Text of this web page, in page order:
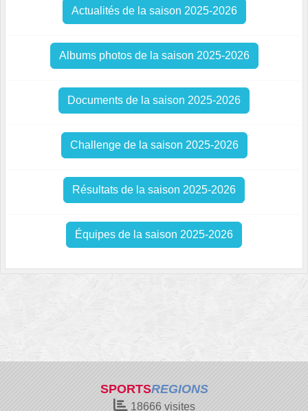
Actualités de la saison 2025-2026
Albums photos de la saison 2025-2026
Documents de la saison 2025-2026
Challenge de la saison 2025-2026
Résultats de la saison 2025-2026
Équipes de la saison 2025-2026
SPORTSREGIONS
18666visites